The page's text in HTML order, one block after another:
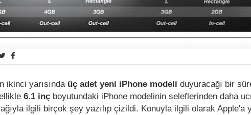
ikinci yarısında üç adet yeni iPhone modeli duyuracağı bir
6.1 inç boyutundaki iPhone modelinin seleflerinden daha
ilgili birçok şey yazılıp çizildi. Konuyla ilgili olarak Apple'a